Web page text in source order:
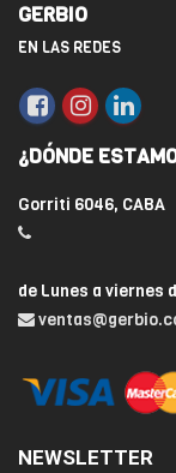
GERBIO
EN LAS REDES
¿DÓNDE
Gorriti 6046, CABA
de Lunes a viernes
NEWSLETTER